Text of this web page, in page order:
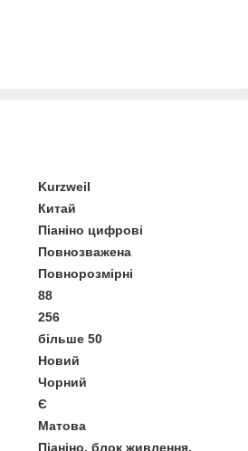
Kurzweil
Китай
Піаніно цифрові
Повнозважена
Повнорозмірні
88
256
більше 50
Новий
Чорний
Є
Матова
Піаніно, блок живлення,